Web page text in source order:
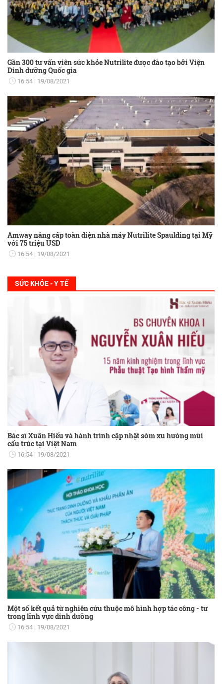
Gần 300 tư vấn viên sức khỏe Nutrilite được đào tạo bởi Viện
Dinh dưỡng Quốc gia
16:54 19/08/2021
Amway nâng cấp toàn diện nhà máy Nutrilite Spaulding tại Mỹ
với 75 triệu USD
16:54 19/08/2021
SỨC KHỎE - Y TẾ
Bác sĩ Xuân Hiếu và hành trình cập nhật sớm xu hướng mũi
cấu trúc tại Việt Nam
16:54 19/08/2021
Một số kết quả từ nghiên cứu thuộc mô hình hợp tác công - tư
trong lĩnh vực dinh dưỡng
16:54 19/08/2021